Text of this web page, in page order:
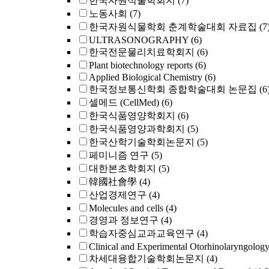
노동사회 (7)
한국자원식물학회 춘계학술대회 자료집
ULTRASONOGRAPHY (6)
한국전문물리치료학회지 (6)
Plant biotechnology reports (6)
Applied Biological Chemistry (6)
한국정보통신학회 종합학술대회 논문집
셀메드 (CellMed) (6)
한국식품영양학회지 (6)
한국식품영양과학회지 (5)
한국산학기술학회논문지 (5)
페미니즘 연구 (5)
대한본초학회지 (5)
韓國社會學 (4)
산업경제연구 (4)
Molecules and cells (4)
경영과 정보연구 (4)
학습자중심교과교육연구 (4)
Clinical and Experimental Otorhinolaryngology
차세대융합기술학회논문지 (4)